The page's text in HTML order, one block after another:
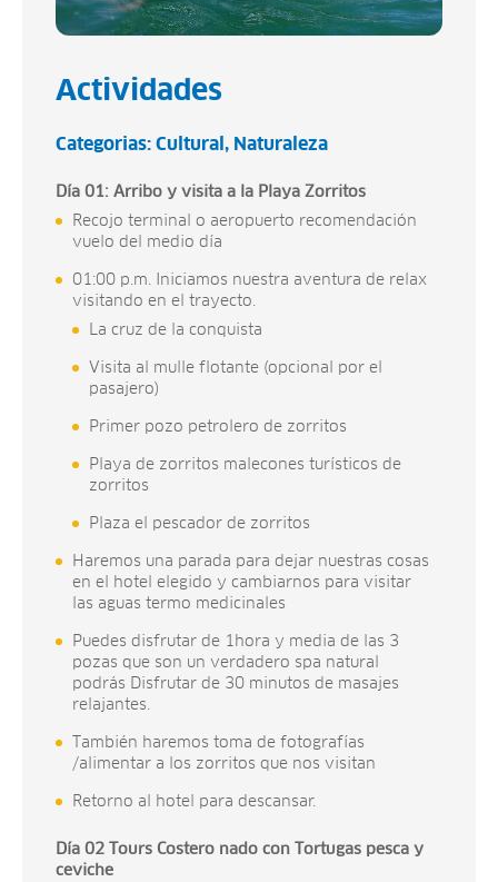
Actividades
Categorias: Cultural Naturaleza
Día 01: Arribo y visita a la Playa Zorritos
Recojo terminal o aeropuerto recomendación
vuelo del medio día
01:00 p.m. Iniciamos nuestra aventura de relax
visitando en el trayecto.
La cruz de la conquista
Visita al mulle flotante (opcional por el
pasajero)
Primer pozo petrolero de zorritos
Playa de zorritos malecones turísticos de
zorritos
Plaza el pescador de zorritos
Haremos una parada para dejar nuestras cosas
en el hotel elegido y cambiarnos para visitar
las aguas termo medicinales
Puedes disfrutar de 1hora y media de las 3
pozas que son un verdadero spa natural
podrás Disfrutar de 30 minutos de masajes
relajantes.
También haremos toma de fotografías
/alimentar a los zorritos que nos visitan
Retorno al hotel para descansar.
Día 02 Tours Costero nado con Tortugas pesca y
ceviche